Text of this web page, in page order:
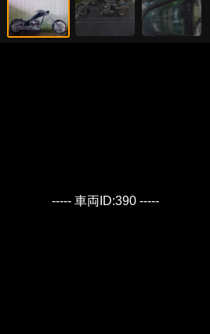
----- 車両ID:390 -----